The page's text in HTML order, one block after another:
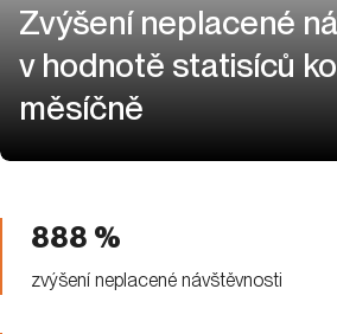
Zvýšení neplacené
v hodnotě statisíců
měsíčně
888 %
zvýšení neplacené návštěvnosti